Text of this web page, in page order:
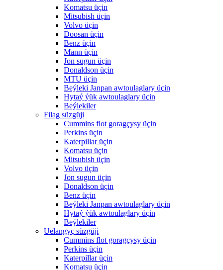
Komatsu üçin
Mitsubish üçin
Volvo üçin
Doosan üçin
Benz üçin
Mann üçin
Jon sugun üçin
Donaldson üçin
MTU üçin
Beýleki Janpan awtoulaglary üçin
Hytaý ýük awtoulaglary üçin
Beýlekiler
Filag süzgüji
Cummins flot goragçysy üçin
Perkins üçin
Katerpillar üçin
Komatsu üçin
Mitsubish üçin
Volvo üçin
Jon sugun üçin
Donaldson üçin
Benz üçin
Beýleki Janpan awtoulaglary üçin
Hytaý ýük awtoulaglary üçin
Beýlekiler
Uelangyç süzgüji
Cummins flot goragçysy üçin
Perkins üçin
Katerpillar üçin
Komatsu üçin